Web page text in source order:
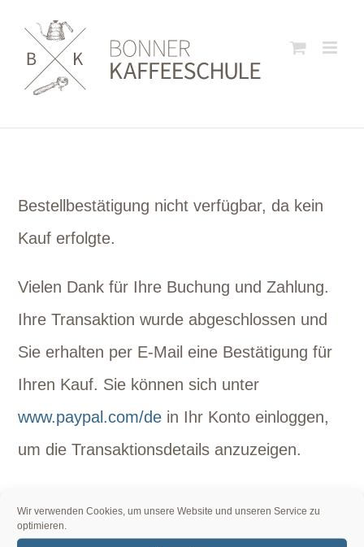
Wir verwenden Cookies, um unsere Website und unseren Service zu
optimieren.
Inhalt
springen
Bestellbestätigung nicht verfügbar, da kein
Kauf erfolgte.
Vielen Dank für Ihre Buchung und Zahlung.
Ihre Transaktion wurde abgeschlossen und
Sie erhalten per E-Mail eine Bestätigung für
Ihren Kauf. Sie können sich unter
www.paypal.com/de in Ihr Konto einloggen,
um die Transaktionsdetails anzuzeigen.
Kaffeeschule!